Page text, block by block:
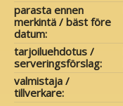
parasta ennen
merkintä / bäst före
datum:
tarjoiluehdotus /
serveringsförslag:
valmistaja /
tillverkare: